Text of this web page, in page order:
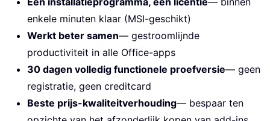
enkele minuten klaar (MSI-geschikt)
Werkt beter samen— gestroomlijnde
productiviteit in alle Office-apps
30 dagen volledig functionele proefversie— geen
registratie, geen creditcard
Beste prijs-kwaliteitverhouding— bespaar ten